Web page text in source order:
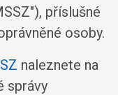
příslušné
osoby.
naleznete na
správy